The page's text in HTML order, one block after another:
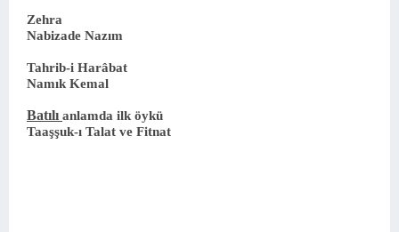
Zehra
Nabizade Nazım
Tahrib-i Harâbat
Namık Kemal
Batılı anlamda ilk öykü
Taaşşuk-ı Talat ve Fitnat